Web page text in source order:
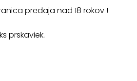
predaja nad 18 rokov !
prskaviek.